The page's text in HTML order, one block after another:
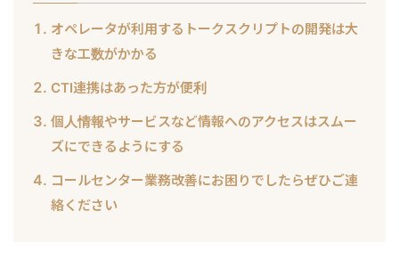
オペレータが利用するトークスクリプトの開発は大
きな工数がかかる
CTI連携はあった方が便利
個人情報やサービスなど情報へのアクセスはスムー
ズにできるようにする
コールセンター業務改善にお困りでしたらぜひご連
絡ください